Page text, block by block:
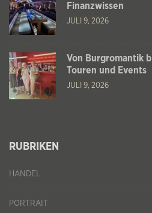
Finanzwissen
JULI 9, 2026
Von Burgromantik
Touren und Events
JULI 9, 2026
RUBRIKEN
HANDEL
PORTRAIT